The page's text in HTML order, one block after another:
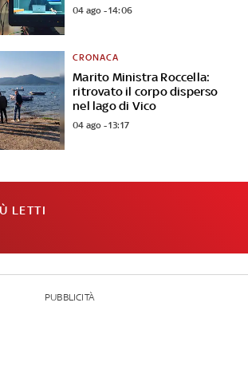
04 ago - 14:06
Marito Ministra Roccella:
ritrovato il corpo disperso
nel lago di Vico
CRONACA
04 ago - 13:17
LETTI
PUBBLICITÀ